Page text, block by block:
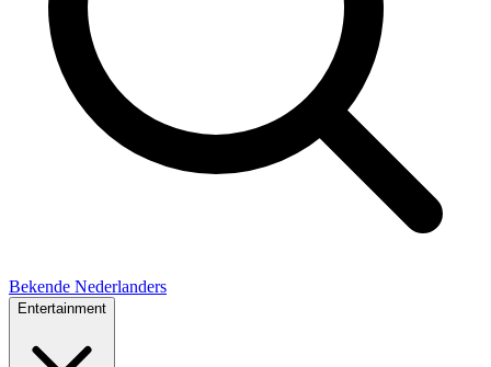
Bekende Nederlanders
Entertainment